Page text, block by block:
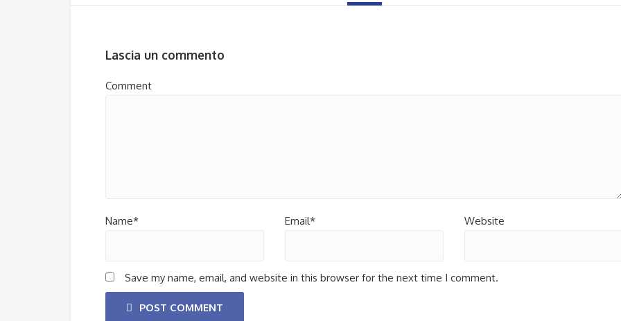
Lascia un commento
Comment
Name* Email* Website
Save my name, email, and website in this browser for the next time I comment.
POST COMMENT